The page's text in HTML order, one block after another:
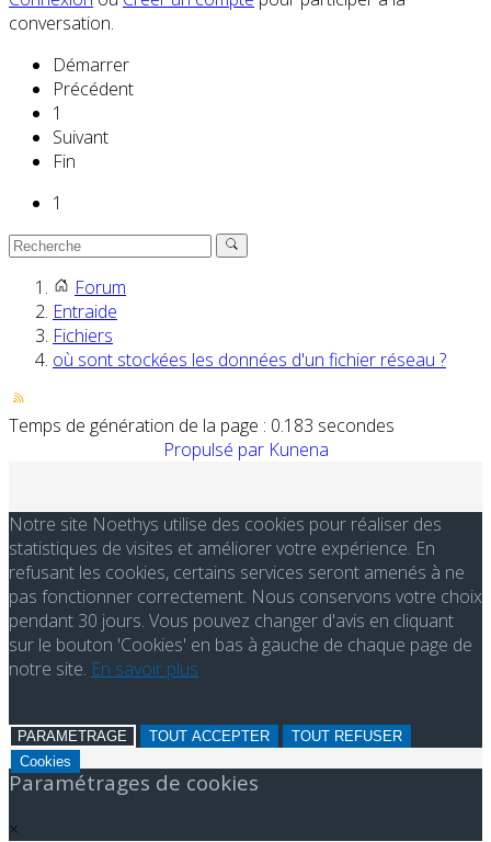
conversation.
Démarrer
Précédent
1
Suivant
Fin
1
Forum
Entraide
Fichiers
où sont stockées les données d'un fichier réseau ?
Temps de génération de la page : 0.183 secondes
Propulsé par Kunena
Notre site Noethys utilise des cookies pour réaliser des
statistiques de visites et améliorer votre expérience. En
refusant les cookies, certains services seront amenés à ne
pas fonctionner correctement. Nous conservons votre choix
pendant 30 jours. Vous pouvez changer d'avis en cliquant
sur le bouton 'Cookies' en bas à gauche de chaque page de
notre site. En savoir plus
PARAMETRAGE TOUT ACCEPTER
TOUT REFUSER
Cookies
Paramétrages de cookies
×